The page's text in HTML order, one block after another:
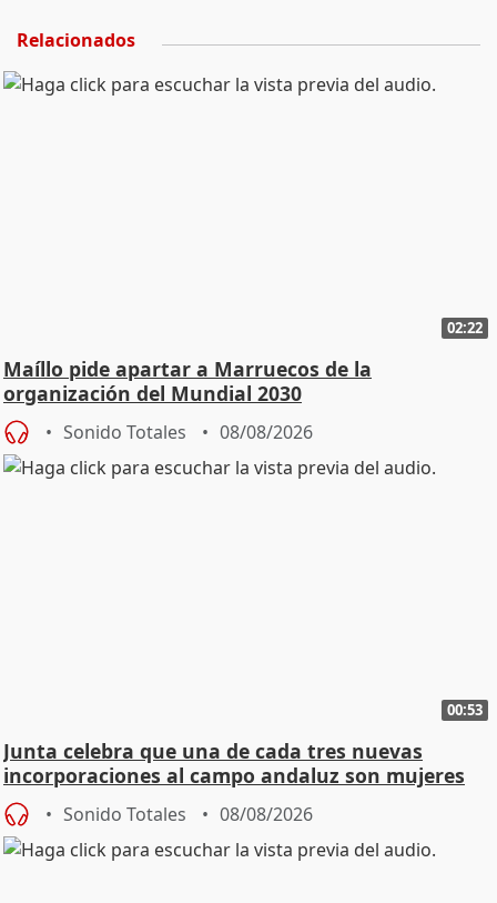
Relacionados
02:22
Maíllo pide apartar a Marruecos de la
organización del Mundial 2030
Sonido Totales 08/08/2026
00:53
Junta celebra que una de cada tres nuevas
incorporaciones al campo andaluz son mujeres
jóvenes
Sonido Totales 08/08/2026